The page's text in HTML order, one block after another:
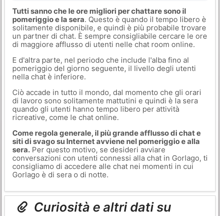
Tutti sanno che le ore migliori per chattare sono il
pomeriggio e la sera. Questo è quando il tempo libero è
solitamente disponibile, e quindi è più probabile trovare
un partner di chat. È sempre consigliabile cercare le ore
di maggiore afflusso di utenti nelle chat room online.
E d'altra parte, nel periodo che include l'alba fino al
pomeriggio del giorno seguente, il livello degli utenti
nella chat è inferiore.
Ciò accade in tutto il mondo, dal momento che gli orari
di lavoro sono solitamente mattutini e quindi è la sera
quando gli utenti hanno tempo libero per attività
ricreative, come le chat online.
Come regola generale, il più grande afflusso di chat e
siti di svago su Internet avviene nel pomeriggio e alla
sera.Per questo motivo, se desideri avviare
conversazioni con utenti connessi alla chat in Gorlago, ti
consigliamo di accedere alle chat nei momenti in cui
Gorlago è di sera o di notte.
Curiosità e altri dati su